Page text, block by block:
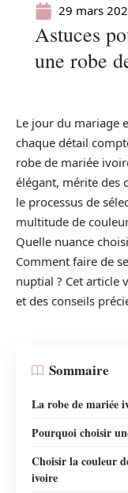
29 mars
Astuces
une robe
Le jour du mariage
chaque détail
robe de mariée
élégant, mérite des
le processus de
multitude de
Quelle nuance
Comment faire de
nuptial ? Cet article
et des conseils
Sommaire
La robe de mariée
Pourquoi choisir
Choisir la couleur
ivoire